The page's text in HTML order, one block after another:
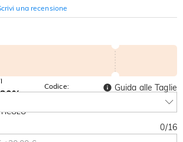
una recensione
Codice:
SUMMER
Guida alle Taglie
0/16